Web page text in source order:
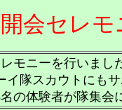
会セレモ
モニーを行いまし
隊スカウトにも
の体験者が隊集会